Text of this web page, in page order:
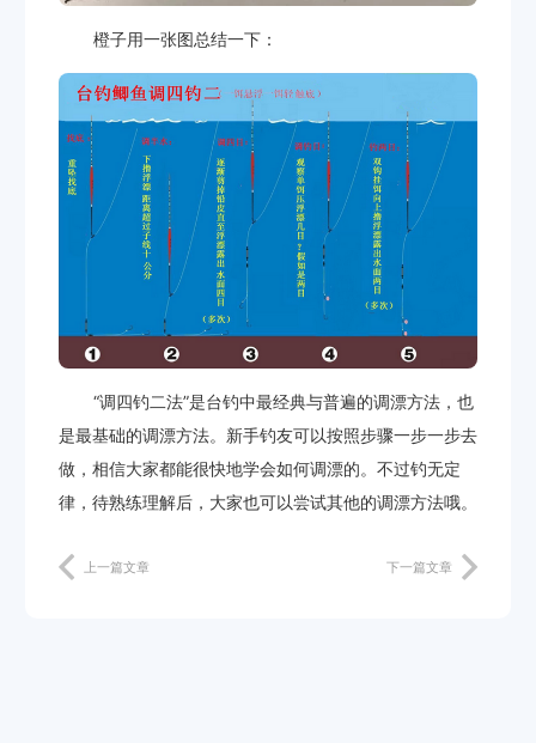
橙子用一张图总结一下：
“调四钓二法”是台钓中最经典与普遍的调漂方法，也
是最基础的调漂方法。新手钓友可以按照步骤一步一步去
做，相信大家都能很快地学会如何调漂的。不过钓无定
律，待熟练理解后，大家也可以尝试其他的调漂方法哦。
上一篇文章 下一篇文章